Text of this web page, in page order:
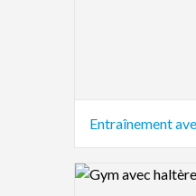
Entraînement
Logo Preview